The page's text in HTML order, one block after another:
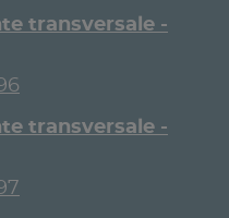
transversale -
transversale -